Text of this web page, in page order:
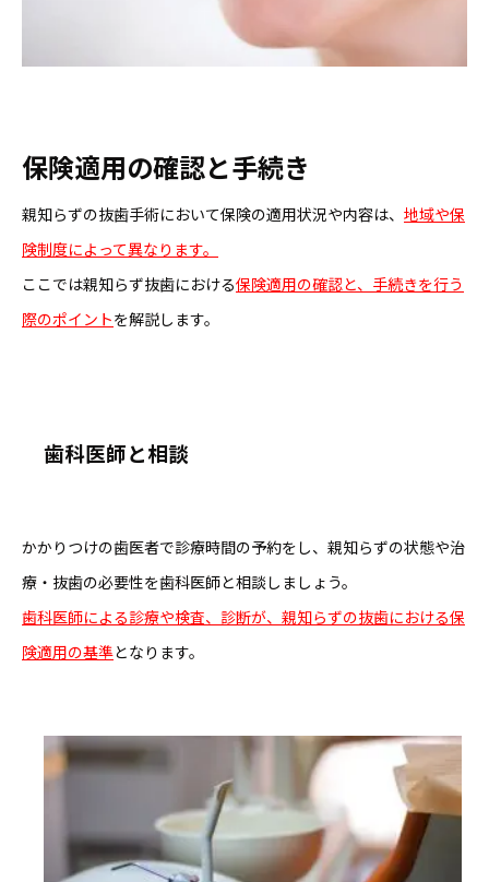
保険適用の確認と手続き
親知らずの抜歯手術において保険の適用状況や内容は、 地域や保
険制度によって異なります。
ここでは親知らず抜歯における保険適用の確認と、手続きを行う
際のポイントを解説します。
歯科医師と相談
かかりつけの歯医者で診療時間の予約をし、親知らずの状態や治
療・抜歯の必要性を歯科医師と相談しましょう。
歯科医師による診療や検査、診断が、親知らずの抜歯における保
険適用の基準となります。